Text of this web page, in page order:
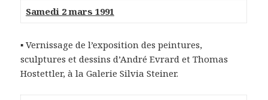
Samedi 2 mars 1991
▪ Vernissage de l’exposition des peintures,
sculptures et dessins d’André Evrard et Thomas
Hostettler, à la Galerie Silvia Steiner.